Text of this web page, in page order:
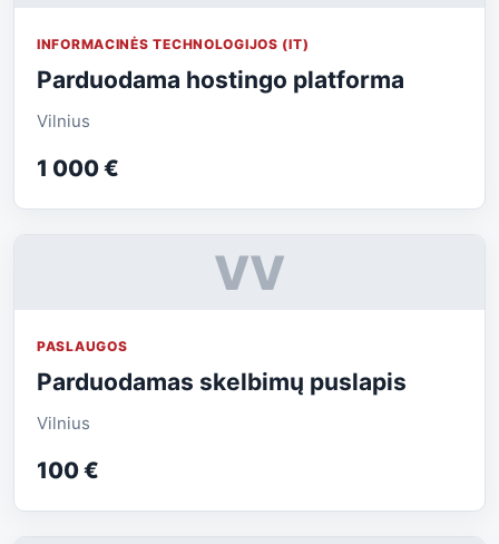
INFORMACINĖS TECHNOLOGIJOS (IT)
Parduodama hostingo platforma
Vilnius
1 000 €
VV
PASLAUGOS
Parduodamas skelbimų puslapis
Vilnius
100 €